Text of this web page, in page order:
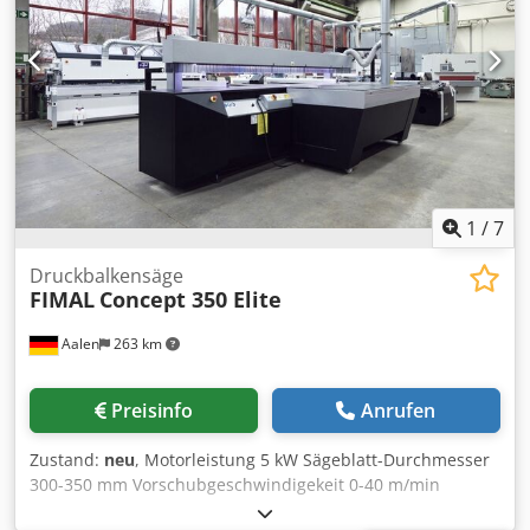
verfahren. - Schnittlinienlaser - Sägemotor mit 7.5 kW (10
PS) einschl. automatischen Stern-Dreieck Anlauf -
Programmierbare Sägeblatthöhenverstellung einschl.
Höhenkorrektur bei Schwenken des Sägeaggregates -
Gehrungsanschlag +/- 50° schwenkbar mit
Längenausgleich Standort: Flörsheim am Main
Verfügbarkeit: nach Absprache
1 /7
Aalen 263 km
Druckbalkensäge
FIMAL Concept 350 Elite
Preisinfo Anrufen
Zustand: neu, Motorleistung 5 kW Sägeblatt-Durchmesser
300-350 mm Vorschubgeschwindigekeit 0-40 m/min
Gewicht ca. 1.300 – 1.800 kg kg Fimal - Concept 350 Elite